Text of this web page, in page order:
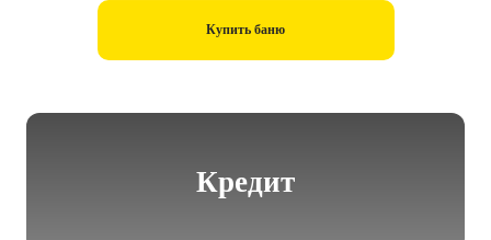
Купить баню
Кредит